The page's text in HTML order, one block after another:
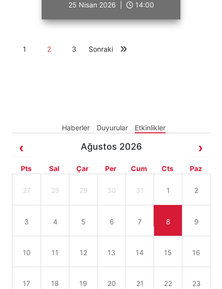
25 Nisan 2026 | 14:00
1 2 3 Sonraki
Haberler Duyurular Etkinlikler
Ağustos 2026
Pts Sal Çar Per Cum Cts Paz
27 28 29 30 31 1 2
3 4 5 6 7 8 9
10 11 12 13 14 15 16
17 18 19 20 21 22 23